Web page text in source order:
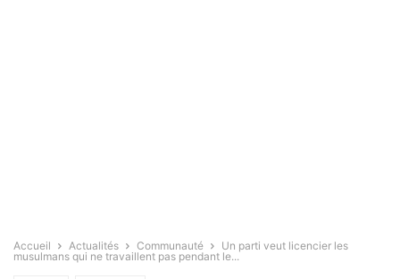
Accueil Actualités Communauté
Un parti veut licencier les
musulmans qui ne travaillent pas pendant le...